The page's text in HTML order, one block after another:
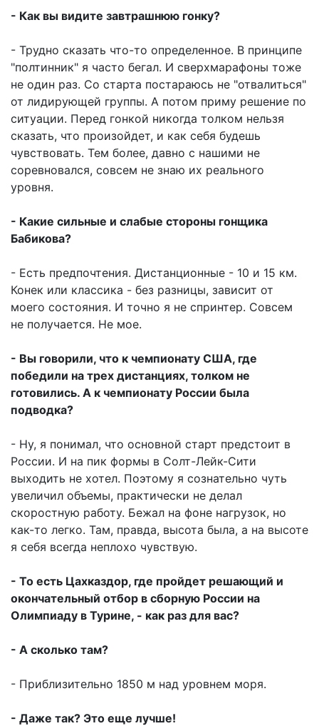
- Как вы видите завтрашнюю гонку?
- Трудно сказать что-то определенное. В принципе
"полтинник" я часто бегал. И сверхмарафоны тоже
не один раз. Со старта постараюсь не "отвалиться"
от лидирующей группы. А потом приму решение по
ситуации. Перед гонкой никогда толком нельзя
сказать, что произойдет, и как себя будешь
чувствовать. Тем более, давно с нашими не
соревновался, совсем не знаю их реального
уровня.
- Какие сильные и слабые стороны гонщика
Бабикова?
- Есть предпочтения. Дистанционные - 10 и 15 км.
Конек или классика - без разницы, зависит от
моего состояния. И точно я не спринтер. Совсем
не получается. Не мое.
- Вы говорили, что к чемпионату США, где
победили на трех дистанциях, толком не
готовились. А к чемпионату России была
подводка?
- Ну, я понимал, что основной старт предстоит в
России. И на пик формы в Солт-Лейк-Сити
выходить не хотел. Поэтому я сознательно чуть
увеличил объемы, практически не делал
скоростную работу. Бежал на фоне нагрузок, но
как-то легко. Там, правда, высота была, а на высоте
я себя всегда неплохо чувствую.
- То есть Цахказдор, где пройдет решающий и
окончательный отбор в сборную России на
Олимпиаду в Турине, - как раз для вас?
- А сколько там?
- Приблизительно 1850 м над уровнем моря.
- Даже так? Это еще лучше!